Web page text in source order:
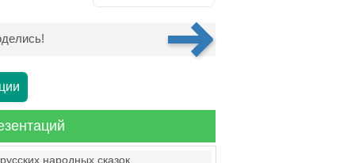
народных сказок